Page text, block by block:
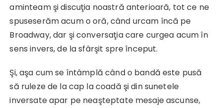
aminteam şi discuţia noastră anterioară, tot ce ne
spuseserăm acum o oră, când urcam încă pe
Broadway, dar şi conversaţia care curgea acum în
sens invers, de la sfârşit spre început.
Şi, aşa cum se întâmplă când o bandă este pusă
să ruleze de la cap la coadă şi din sunetele
inversate apar pe neaşteptate mesaje ascunse,